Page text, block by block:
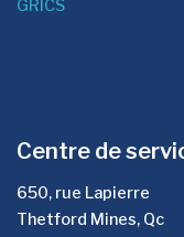
GRICS
Centre de
650, rue Lapierre
Thetford Mines, Qc